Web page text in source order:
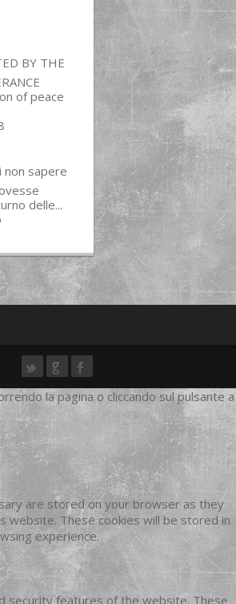
BY THE
of peace
non sapere
delle...
la pagina o cliccando sul pulsante a
are stored on your browser as they
website. These cookies will be stored in
experience.
security features of the website. These